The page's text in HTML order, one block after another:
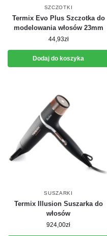
SZCZOTKI
Termix Evo Plus Szczotka do
modelowania włosów 23mm
44,93zł
Dodaj do koszyka
SUSZARKI
Termix Illusion Suszarka do
włosów
924,00zł